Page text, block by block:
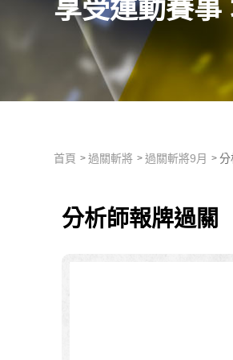
享受運動賽事
首頁 過關斬將 過關斬將9月 分
分析師報牌過關